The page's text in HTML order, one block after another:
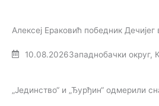
Алексеј Ераковић победник Дечијег
10.08.2026Западнобачки округ,
„Јединство“ и „Ђурђин“ одмерили